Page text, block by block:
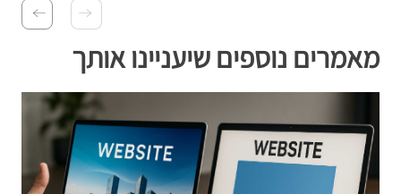
מאמרים נוספים שיעניינו אותך